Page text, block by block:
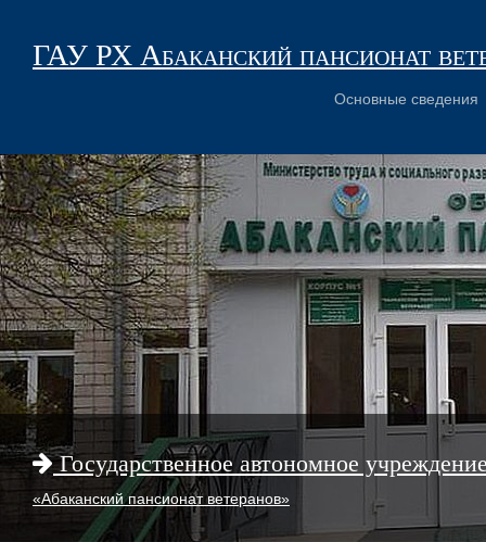
ГАУ РХ Абаканский пансионат
Основные сведения
Государственное автономное
«Абаканский пансионат ветеранов»